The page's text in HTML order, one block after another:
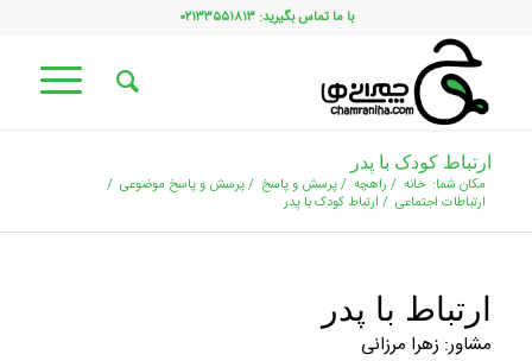
با ما تماس بگیرید: ۰۲۱۳۳۵۵۱۸۱۳
ارتباط کودک با پدر
مکان شما: خانه / راهچه /پرسش و پاسخ /پرسش و پاسخ موضوعی /
ارتباطات اجتماعی / ارتباط کودک با پدر
ارتباط با پدر
مشاور: زهرا مرزانی